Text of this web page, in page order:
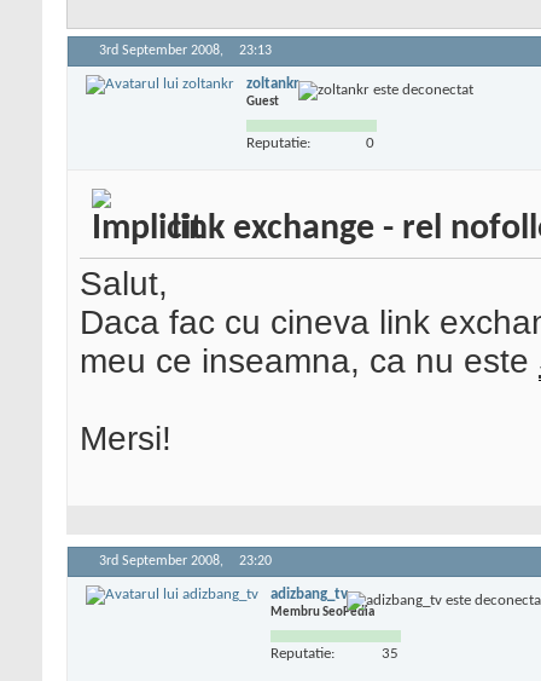
3rd September 2008, 23:13
zoltankr
Guest
Reputatie: 0
link exchange - rel
Salut,
Daca fac cu cineva link
meu ce inseamna, ca nu este
Mersi!
3rd September 2008, 23:20
adizbang_tv
Membru SeoPedia
Reputatie: 35